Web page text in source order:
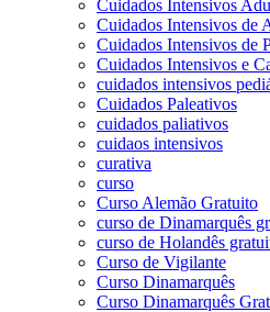
Cuidados Intensivos
Cuidados Intensivos de
Cuidados Intensivos de
Cuidados Intensivos e
cuidados intensivos
Cuidados Paleativos
cuidados paliativos
cuidaos intensivos
curativa
curso
Curso Alemão Gratuito
curso de Dinamarquês
curso de Holandês
Curso de Vigilante
Curso Dinamarquês
Curso Dinamarquês